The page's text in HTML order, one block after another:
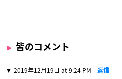
皆のコメント
2019年12月19日 at 9:24 PM 返信